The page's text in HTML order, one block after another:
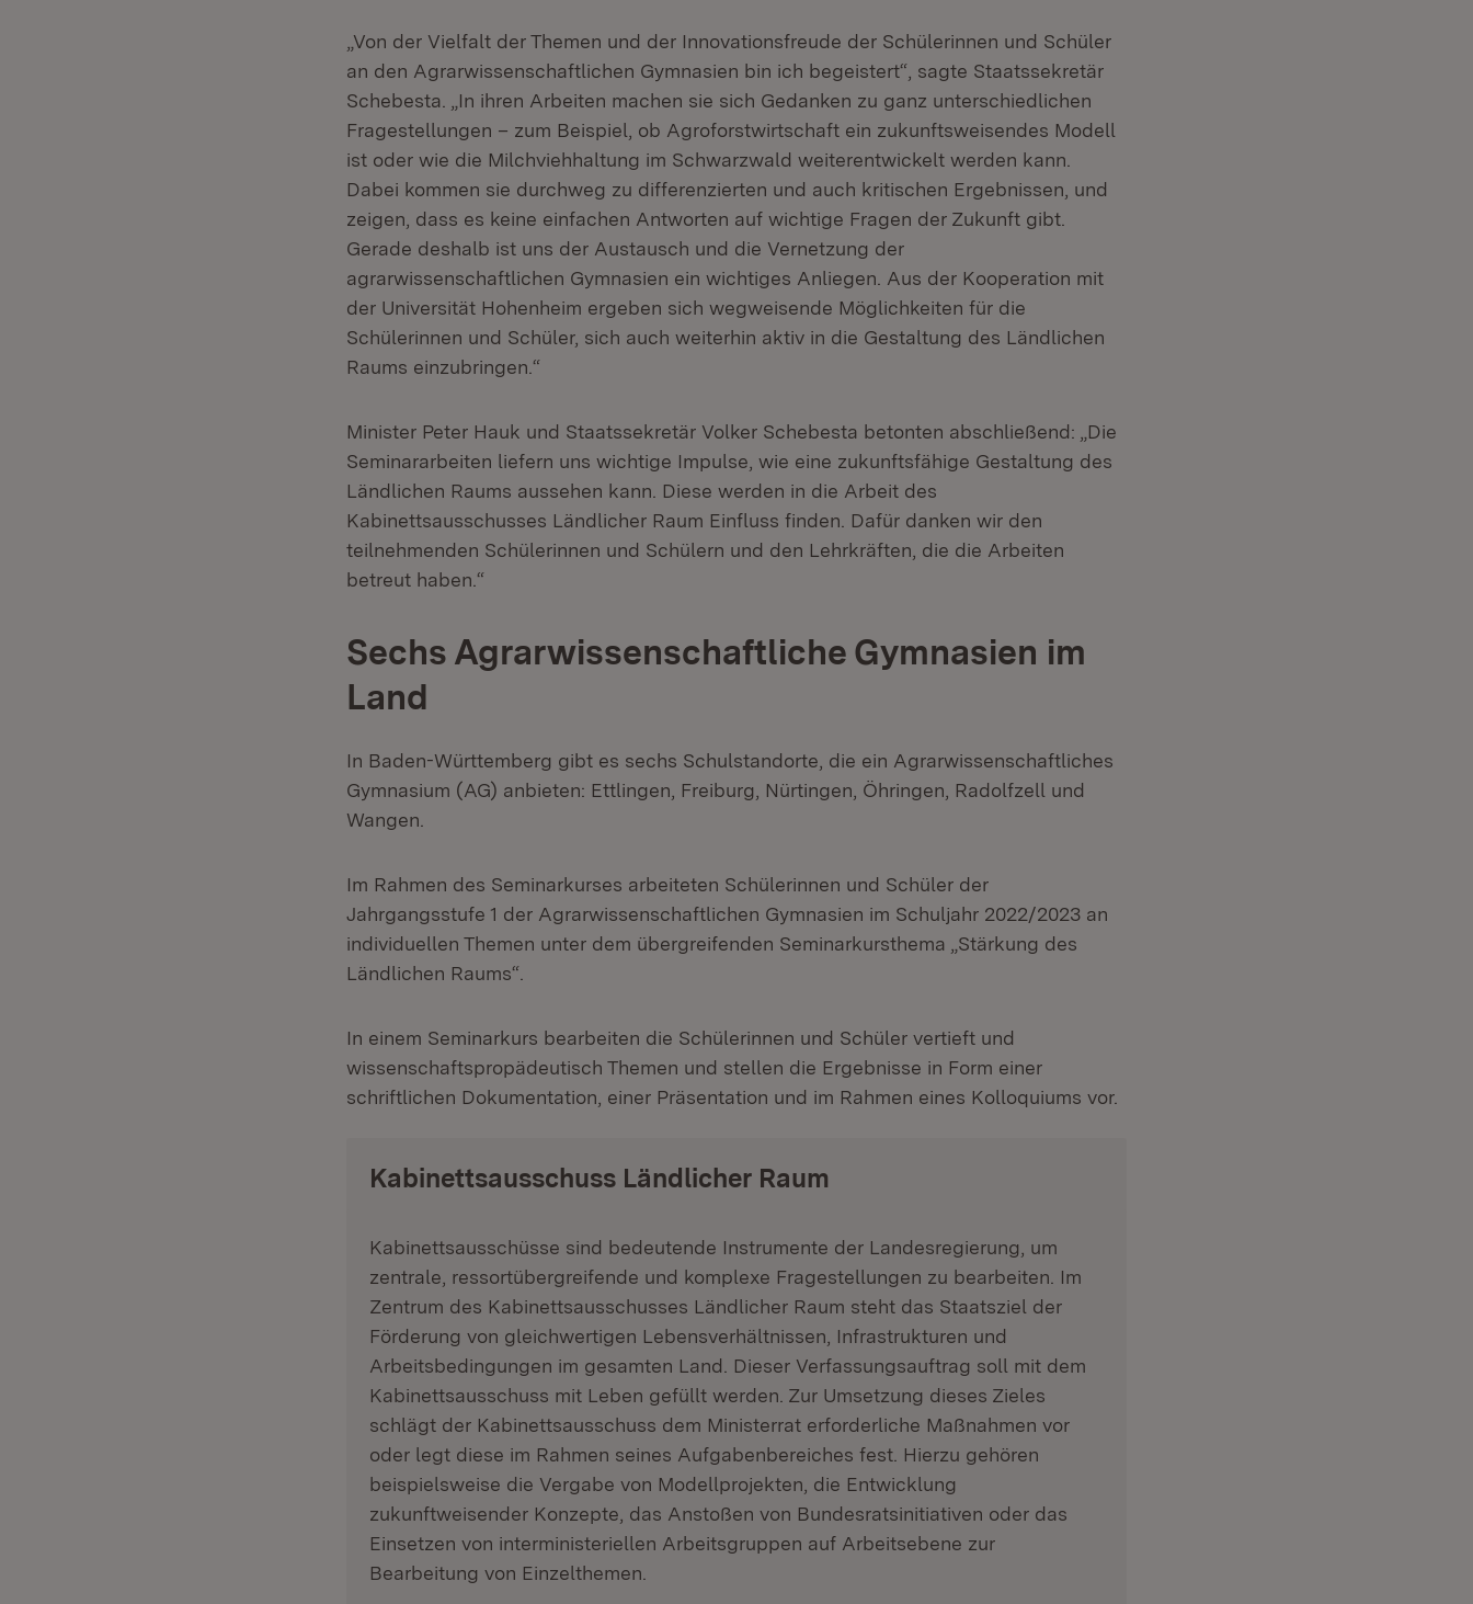
„Von der Vielfalt der Themen und der Innovationsfreude der Schülerinnen und Schüler
an den Agrarwissenschaftlichen Gymnasien bin ich begeistert“, sagte Staatssekretär
Schebesta. „In ihren Arbeiten machen sie sich Gedanken zu ganz unterschiedlichen
Fragestellungen – zum Beispiel, ob Agroforstwirtschaft ein zukunftsweisendes Modell
ist oder wie die Milchviehhaltung im Schwarzwald weiterentwickelt werden kann.
Dabei kommen sie durchweg zu differenzierten und auch kritischen Ergebnissen, und
zeigen, dass es keine einfachen Antworten auf wichtige Fragen der Zukunft gibt.
Gerade deshalb ist uns der Austausch und die Vernetzung der
agrarwissenschaftlichen Gymnasien ein wichtiges Anliegen. Aus der Kooperation mit
der Universität Hohenheim ergeben sich wegweisende Möglichkeiten für die
Schülerinnen und Schüler, sich auch weiterhin aktiv in die Gestaltung des Ländlichen
Raums einzubringen.“
Minister Peter Hauk und Staatssekretär Volker Schebesta betonten abschließend: „Die
Seminararbeiten liefern uns wichtige Impulse, wie eine zukunftsfähige Gestaltung des
Ländlichen Raums aussehen kann. Diese werden in die Arbeit des
Kabinettsausschusses Ländlicher Raum Einfluss finden. Dafür danken wir den
teilnehmenden Schülerinnen und Schülern und den Lehrkräften, die die Arbeiten
betreut haben.“
Sechs Agrarwissenschaftliche Gymnasien im
Land
In Baden-Württemberg gibt es sechs Schulstandorte, die ein Agrarwissenschaftliches
Gymnasium (AG) anbieten: Ettlingen, Freiburg, Nürtingen, Öhringen, Radolfzell und
Wangen.
Im Rahmen des Seminarkurses arbeiteten Schülerinnen und Schüler der
Jahrgangsstufe 1 der Agrarwissenschaftlichen Gymnasien im Schuljahr 2022/2023 an
individuellen Themen unter dem übergreifenden Seminarkursthema „Stärkung des
Ländlichen Raums“.
In einem Seminarkurs bearbeiten die Schülerinnen und Schüler vertieft und
wissenschaftspropädeutisch Themen und stellen die Ergebnisse in Form einer
schriftlichen Dokumentation, einer Präsentation und im Rahmen eines Kolloquiums vor.
Kabinettsausschuss Ländlicher Raum
Kabinettsausschüsse sind bedeutende Instrumente der Landesregierung, um
zentrale, ressortübergreifende und komplexe Fragestellungen zu bearbeiten. Im
Zentrum des Kabinettsausschusses Ländlicher Raum steht das Staatsziel der
Förderung von gleichwertigen Lebensverhältnissen, Infrastrukturen und
Arbeitsbedingungen im gesamten Land. Dieser Verfassungsauftrag soll mit dem
Kabinettsausschuss mit Leben gefüllt werden. Zur Umsetzung dieses Zieles
schlägt der Kabinettsausschuss dem Ministerrat erforderliche Maßnahmen vor
oder legt diese im Rahmen seines Aufgabenbereiches fest. Hierzu gehören
beispielsweise die Vergabe von Modellprojekten, die Entwicklung
zukunftweisender Konzepte, das Anstoßen von Bundesratsinitiativen oder das
Einsetzen von interministeriellen Arbeitsgruppen auf Arbeitsebene zur
Bearbeitung von Einzelthemen.